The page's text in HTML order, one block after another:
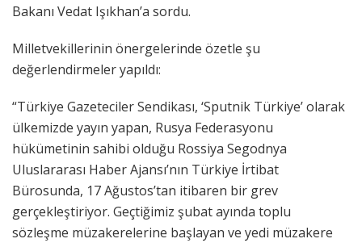
Bakanı Vedat Işıkhan’a sordu.
Milletvekillerinin önergelerinde özetle şu
değerlendirmeler yapıldı:
“Türkiye Gazeteciler Sendikası, ‘Sputnik Türkiye’ olarak
ülkemizde yayın yapan, Rusya Federasyonu
hükümetinin sahibi olduğu Rossiya Segodnya
Uluslararası Haber Ajansı’nın Türkiye İrtibat
Bürosunda, 17 Ağustos’tan itibaren bir grev
gerçekleştiriyor. Geçtiğimiz şubat ayında toplu
sözleşme müzakerelerine başlayan ve yedi müzakere